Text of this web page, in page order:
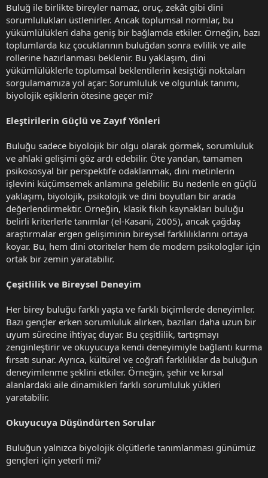
Buluğ ile birlikte bireyler namaz, oruç, zekât gibi dini
sorumlulukları üstlenirler. Ancak toplumsal normlar, bu
yükümlülükleri daha geniş bir bağlamda etkiler. Örneğin, bazı
toplumlarda kız çocuklarının buluğdan sonra evlilik ve aile
rollerine hazırlanması beklenir. Bu yaklaşım, dini
yükümlülüklerle toplumsal beklentilerin kesiştiği noktaları
sorgulamamıza yol açar: Sorumluluk ve olgunluk tanımı,
biyolojik eşiklerin ötesine geçer mi?
Eleştirilerin Güçlü ve Zayıf Yönleri
Buluğu sadece biyolojik bir olgu olarak görmek, sorumluluk
ve ahlaki gelişimi göz ardı edebilir. Öte yandan, tamamen
psikososyal bir perspektife odaklanmak, dini metinlerin
işlevini küçümsemek anlamına gelebilir. Bu nedenle en güçlü
yaklaşım, biyolojik, psikolojik ve dini boyutları bir arada
değerlendirmektir. Örneğin, klasik fıkıh kaynakları buluğu
belirli kriterlerle tanımlar (el-Kasani, 2005), ancak çağdaş
araştırmalar ergen gelişiminin bireysel farklılıklarını ortaya
koyar. Bu, hem dini otoriteler hem de modern psikologlar için
ortak bir zemin yaratabilir.
Çeşitlilik ve Bireysel Deneyim
Her birey buluğu farklı yaşta ve farklı biçimlerde deneyimler.
Bazı gençler erken sorumluluk alırken, bazıları daha uzun bir
uyum sürecine ihtiyaç duyar. Bu çeşitlilik, tartışmayı
zenginleştirir ve okuyucuya kendi deneyimiyle bağlantı kurma
fırsatı sunar. Ayrıca, kültürel ve coğrafi farklılıklar da buluğun
deneyimlenme şeklini etkiler. Örneğin, şehir ve kırsal
alanlardaki aile dinamikleri farklı sorumluluk yükleri
yaratabilir.
Okuyucuya Düşündürten Sorular
Buluğun yalnızca biyolojik ölçütlerle tanımlanması günümüz
gençleri için yeterli mi?